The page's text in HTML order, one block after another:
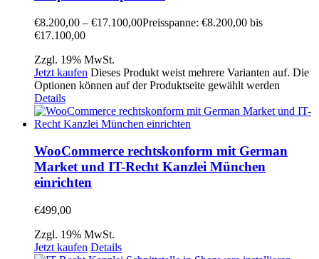
€8.200,00 – €17.100,00Preisspanne: €8.200,00 bis
€17.100,00
Zzgl. 19% MwSt.
Jetzt kaufen Dieses Produkt weist mehrere Varianten auf. Die
Optionen können auf der Produktseite gewählt werden
Details
WooCommerce rechtskonform mit German
Market und IT-Recht Kanzlei München
einrichten
€499,00
Zzgl. 19% MwSt.
Jetzt kaufen Details